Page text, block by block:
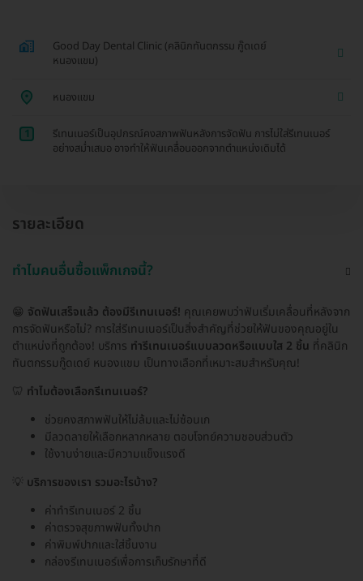
Good Day Dental Clinic (คลินิกทันตกรรม กู๊ดเดย์
หนองแขม)
หนองแขม
1
รีเทนเนอร์เป็นอุปกรณ์คงสภาพฟันหลังการจัดฟัน การไม่ใส่รีเทนเนอร์
อย่างสม่ำเสมอ อาจทำให้ฟันเคลื่อนออกจากตำแหน่งเดิมได้
รายละเอียด
ทำไมคนอื่นซื้อแพ็กเกจนี้?
😁 จัดฟันเสร็จแล้ว ต้องมีรีเทนเนอร์! คุณเคยพบว่าฟันเริ่มเคลื่อนที่หลังจาก
การจัดฟันหรือไม่? การใส่รีเทนเนอร์เป็นสิ่งสำคัญที่ช่วยให้ฟันของคุณอยู่ใน
ตำแหน่งที่ถูกต้อง! บริการ ทำรีเทนเนอร์แบบลวดหรือแบบใส 2 ชิ้น ที่คลินิก
ทันตกรรมกู๊ดเดย์ หนองแขม เป็นทางเลือกที่เหมาะสมสำหรับคุณ!
🦷 ทำไมต้องเลือกรีเทนเนอร์?
ช่วยคงสภาพฟันให้ไม่ล้มและไม่ซ้อนเก
มีลวดลายให้เลือกหลากหลาย ตอบโจทย์ความชอบส่วนตัว
ใช้งานง่ายและมีความแข็งแรงดี
💡 บริการของเรา รวมอะไรบ้าง?
ค่าทำรีเทนเนอร์ 2 ชิ้น
ค่าตรวจสุขภาพฟันทั้งปาก
ค่าพิมพ์ปากและใส่ชิ้นงาน
กล่องรีเทนเนอร์เพื่อการเก็บรักษาที่ดี